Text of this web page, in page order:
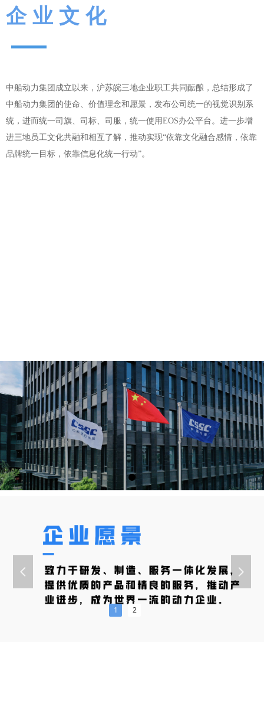
企业文化
中船动力集团成立以来，沪苏皖三地企业职工共同酝酿，总结形成了
中船动力集团的使命、价值理念和愿景，发布公司统一的视觉识别系
统，进而统一司旗、司标、司服，统一使用EOS办公平台。进一步增
进三地员工文化共融和相互了解，推动实现“依靠文化融合感情，依靠
品牌统一目标，依靠信息化统一行动”。
1 2
넳 넲